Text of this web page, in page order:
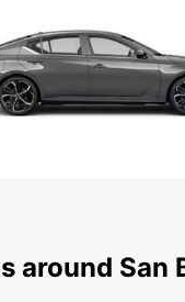
around San